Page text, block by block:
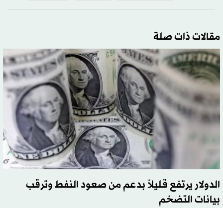
مقالات ذات صلة
الدولار يرتفع قليلاً بدعم من صعود النفط وترقب
بيانات التضخم